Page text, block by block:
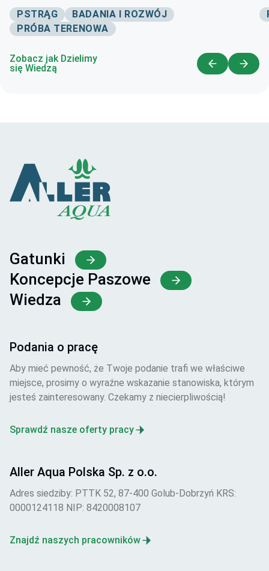
PSTRĄG
BADANIA I ROZWÓJ
PRÓBA TERENOWA
Zobacz jak Dzielimy
się Wiedzą
Gatunki
Koncepcje Paszowe
Wiedza
Podania o pracę
Aby mieć pewność, że Twoje podanie trafi we właściwe
miejsce, prosimy o wyraźne wskazanie stanowiska, którym
jesteś zainteresowany. Czekamy z niecierpliwością!
Sprawdź nasze oferty pracy
Aller Aqua Polska Sp. z o.o.
Adres siedziby: PTTK 52, 87-400 Golub-Dobrzyń KRS:
0000124118 NIP: 8420008107
Znajdź naszych pracowników